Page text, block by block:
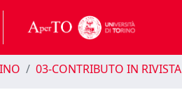
03-CONTRIBUTO IN RIVISTA